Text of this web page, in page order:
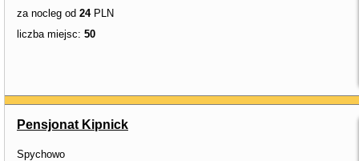
za nocleg od 24PLN
liczba miejsc: 50
Pensjonat Kipnick
Spychowo